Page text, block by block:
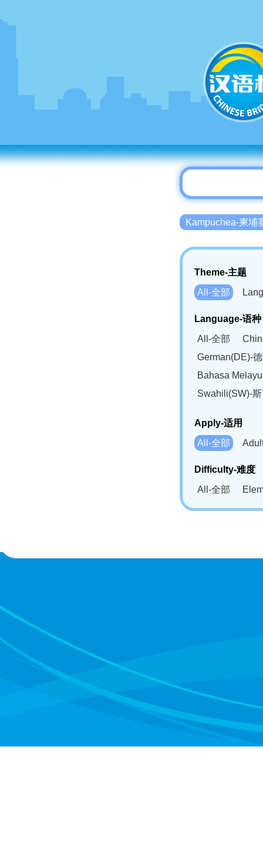
Kampuchea-柬埔
Theme-主题
All-全部
Language-语种
All-全部
German(DE)-
Bahasa
Swahili(SW)-
Apply-适用
All-全部
Difficulty-难度
All-全部